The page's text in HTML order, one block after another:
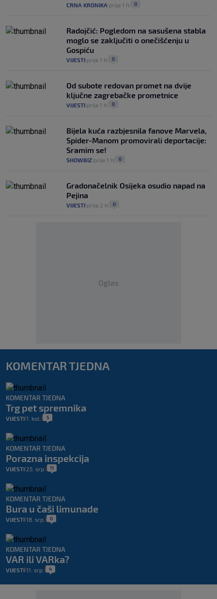
CRNA KRONIKA prije 1 h 0
Radojčić: Pogledom na sasušena stabla
moglo se zaključiti o onečišćenju u
Gospiću
VIJESTI prije 1 h 0
Od subote redovan promet na dvije
ključne zagrebačke prometnice
VIJESTI prije 1 h 0
Bijela kuća razbjesnila fanove Marvela,
Spider-Manom promovirali deportacije:
Sramim se!
SHOWBIZ prije 1 h 0
Gradonačelnik Osijeka osudio napad na
Pejina
VIJESTI prije 2 h 0
Oglas
KOMENTAR TJEDNA
KOMENTAR TJEDNA
Trg pet spremnika
VIJESTI 1. kol. 5
KOMENTAR TJEDNA
Porazna inspekcija
VIJESTI 25. srp. 11
KOMENTAR TJEDNA
Bura u čaši limunade
VIJESTI 18. srp. 0
KOMENTAR TJEDNA
VAR ili VARka?
VIJESTI 11. srp. 4